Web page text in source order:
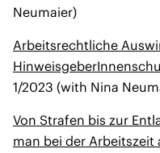
Neumaier)
Arbeitsrechtliche
1/2023 (with Nina
Von Strafen bis zur
man bei der Arbeitszeit